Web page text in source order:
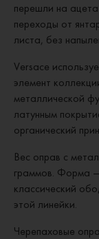
перешли на
переходы от
листа, без
Versace
элемент
металлической
латунным
органический
Вес оправ с
граммов. Форма
классический
этой линейки.
Черепаховые